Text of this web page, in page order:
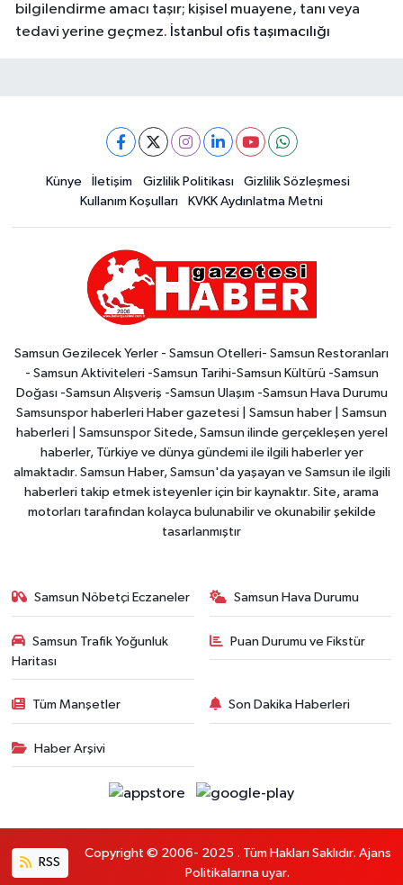
bilgilendirme amacı taşır; kişisel muayene, tanı veya
tedavi yerine geçmez. İstanbul ofis taşımacılığı
Künye İletişim Gizlilik Politikası
Gizlilik Sözleşmesi
Kullanım Koşulları
KVKK Aydınlatma Metni
Samsun Gezilecek Yerler - Samsun Otelleri- Samsun Restoranları
- Samsun Aktiviteleri -Samsun Tarihi-Samsun Kültürü -Samsun
Doğası -Samsun Alışveriş -Samsun Ulaşım -Samsun Hava Durumu
Samsunspor haberleri Haber gazetesi | Samsun haber | Samsun
haberleri | Samsunspor Sitede, Samsun ilinde gerçekleşen yerel
haberler, Türkiye ve dünya gündemi ile ilgili haberler yer
almaktadır. Samsun Haber, Samsun'da yaşayan ve Samsun ile ilgili
haberleri takip etmek isteyenler için bir kaynaktır. Site, arama
motorları tarafından kolayca bulunabilir ve okunabilir şekilde
tasarlanmıştır
Samsun Nöbetçi Eczaneler Samsun Hava Durumu
Samsun Trafik Yoğunluk
Haritası
Puan Durumu ve Fikstür
Tüm Manşetler Son Dakika Haberleri
Haber Arşivi
RSS
Copyright © 2006- 2025 . Tüm Hakları Saklıdır. Ajans
Politikalarına uyar.